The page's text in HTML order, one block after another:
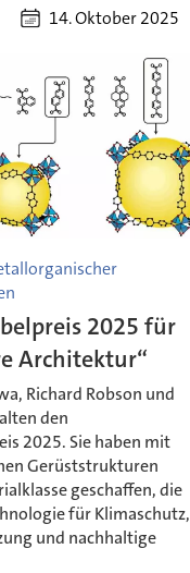
14. Oktober 2025
2025 für
Architektur“
Richard Robson und
den
2025. Sie haben mit
Gerüststrukturen
geschaffen, die
für Klimaschutz,
und nachhaltige